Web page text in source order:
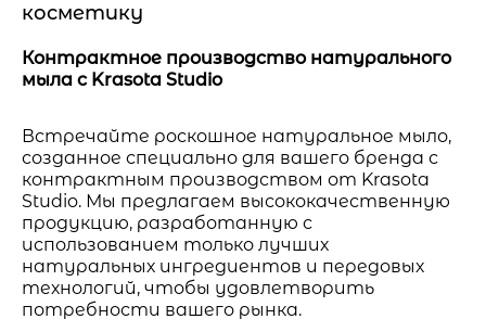
косметику
Контрактное производство натурального
мыла с Krasota Studio
Встречайте роскошное натуральное мыло,
созданное специально для вашего бренда с
контрактным производством от Krasota
Studio. Мы предлагаем высококачественную
продукцию, разработанную с
использованием только лучших
натуральных ингредиентов и передовых
технологий, чтобы удовлетворить
потребности вашего рынка.